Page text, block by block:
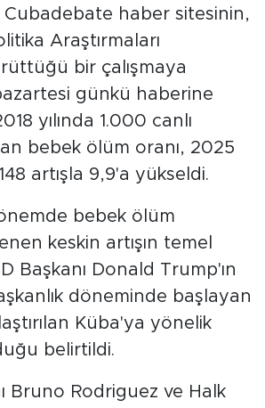
Cubadebate haber sitesinin,
Araştırmaları
bir çalışmaya
günkü haberine
yılında 1.000 canlı
bebek ölüm oranı, 2025
artışla 9,9'a yükseldi.
bebek ölüm
keskin artışın temel
Başkanı Donald Trump'ın
döneminde başlayan
Küba'ya yönelik
belirtildi.
Bruno Rodriguez ve Halk